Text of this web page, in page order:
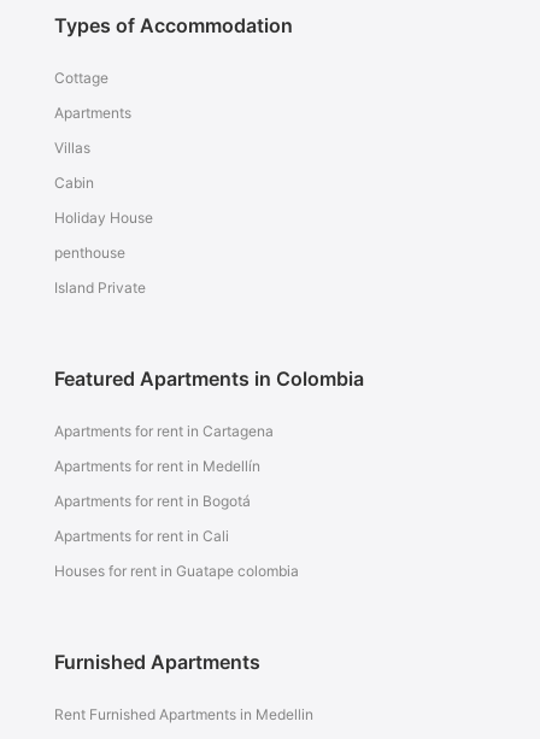
Types of Accommodation
Cottage
Apartments
Villas
Cabin
Holiday House
penthouse
Island Private
Featured Apartments in Colombia
Apartments for rent in Cartagena
Apartments for rent in Medellín
Apartments for rent in Bogotá
Apartments for rent in Cali
Houses for rent in Guatape colombia
Furnished Apartments
Rent Furnished Apartments in Medellin